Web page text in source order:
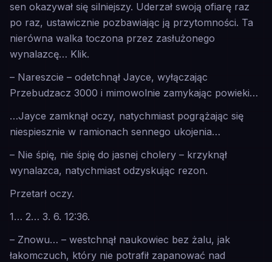
sen okazywał się silniejszy. Uderzał swoją ofiarę raz
po raz, ustawicznie pozbawiając ją przytomności. Ta
nierówna walka toczona przez zasłużonego
wynalazcę… Klik.
– Nareszcie – odetchnął Jayce, wyłączając
Przebudzacz 3000 i mimowolnie zamykając powieki…
…Jayce zamknął oczy, natychmiast pogrążając się
niespiesznie w ramionach sennego ukojenia…
– Nie śpię, nie śpię do jasnej cholery – krzyknął
wynalazca, natychmiast odzyskując rezon.
Przetarł oczy.
1… 2… 3. 6. 12:36.
– Znowu… – westchnął naukowiec bez żalu, jak
łakomczuch, który nie potrafił zapanować nad